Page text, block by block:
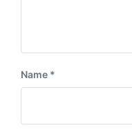
Name *